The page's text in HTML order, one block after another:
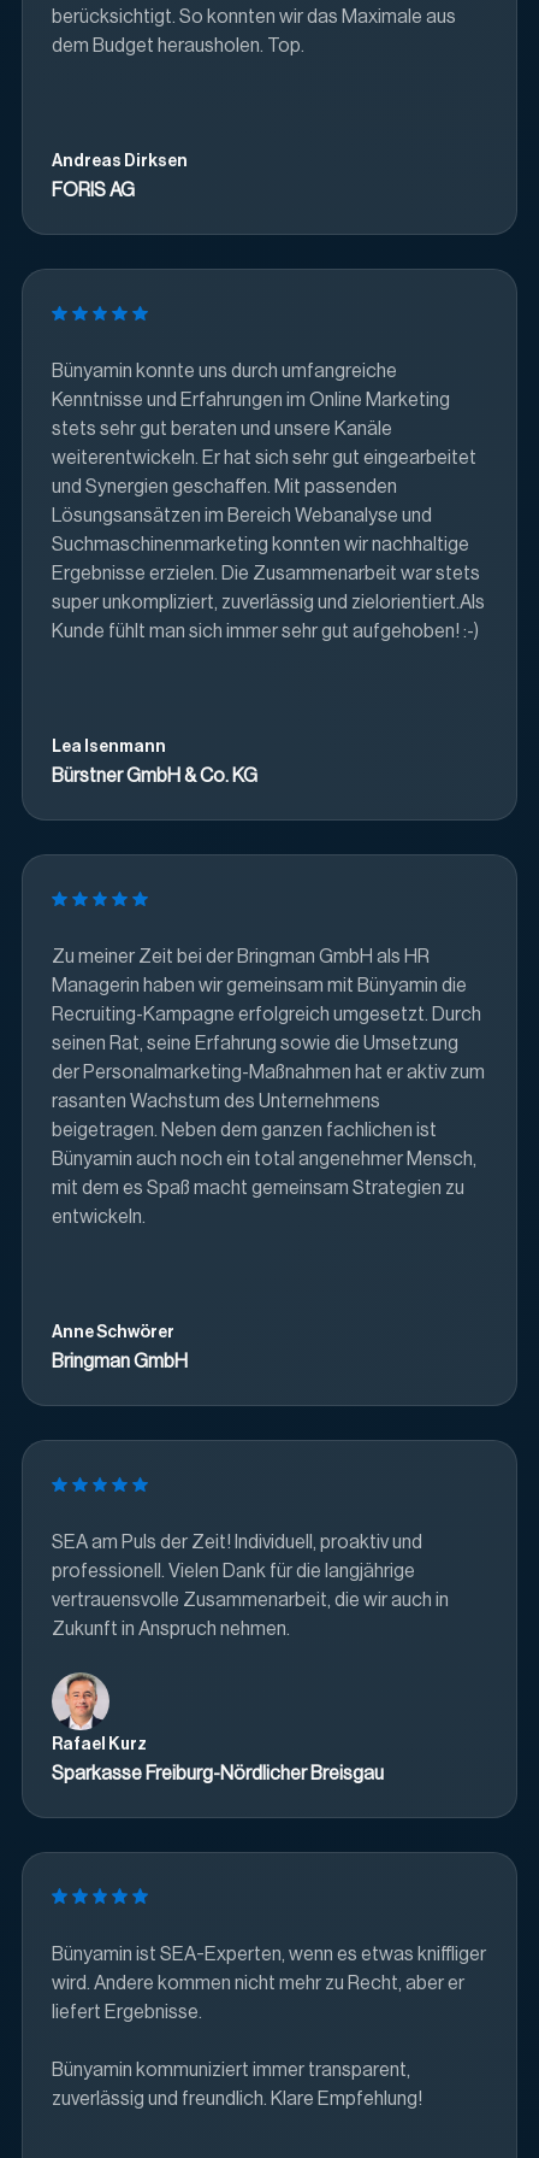
berücksichtigt. So konnten wir das Maximale aus
dem Budget herausholen. Top.
Andreas Dirksen
FORIS AG
Bünyamin konnte uns durch umfangreiche
Kenntnisse und Erfahrungen im Online Marketing
stets sehr gut beraten und unsere Kanäle
weiterentwickeln. Er hat sich sehr gut eingearbeitet
und Synergien geschaffen. Mit passenden
Lösungsansätzen im Bereich Webanalyse und
Suchmaschinenmarketing konnten wir nachhaltige
Ergebnisse erzielen. Die Zusammenarbeit war stets
super unkompliziert, zuverlässig und zielorientiert.Als
Kunde fühlt man sich immer sehr gut aufgehoben! :-)
Lea Isenmann
Bürstner GmbH & Co. KG
Zu meiner Zeit bei der Bringman GmbH als HR
Managerin haben wir gemeinsam mit Bünyamin die
Recruiting-Kampagne erfolgreich umgesetzt. Durch
seinen Rat, seine Erfahrung sowie die Umsetzung
der Personalmarketing-Maßnahmen hat er aktiv zum
rasanten Wachstum des Unternehmens
beigetragen. Neben dem ganzen fachlichen ist
Bünyamin auch noch ein total angenehmer Mensch,
mit dem es Spaß macht gemeinsam Strategien zu
entwickeln.
Anne Schwörer
Bringman GmbH
SEA am Puls der Zeit! Individuell, proaktiv und
professionell. Vielen Dank für die langjährige
vertrauensvolle Zusammenarbeit, die wir auch in
Zukunft in Anspruch nehmen.
Rafael Kurz
Sparkasse Freiburg-Nördlicher Breisgau
Bünyamin ist SEA-Experten, wenn es etwas kniffliger
wird. Andere kommen nicht mehr zu Recht, aber er
liefert Ergebnisse.
Bünyamin kommuniziert immer transparent,
zuverlässig und freundlich. Klare Empfehlung!